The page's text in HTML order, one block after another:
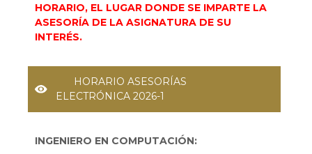
HORARIO, EL LUGAR DONDE SE IMPARTE LA
ASESORÍA DE LA ASIGNATURA DE SU
INTERÉS.
HORARIO ASESORÍAS
ELECTRÓNICA 2026-1
INGENIERO EN COMPUTACIÓN: